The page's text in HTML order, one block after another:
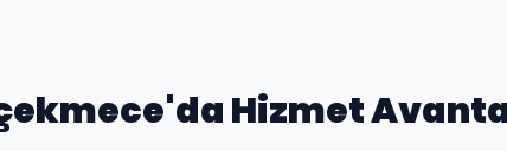
'da Hizmet